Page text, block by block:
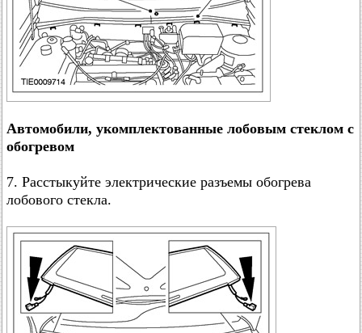
Автомобили, укомплектованные лобовым стеклом с
обогревом
7. Расстыкуйте электрические разъемы обогрева
лобового стекла.